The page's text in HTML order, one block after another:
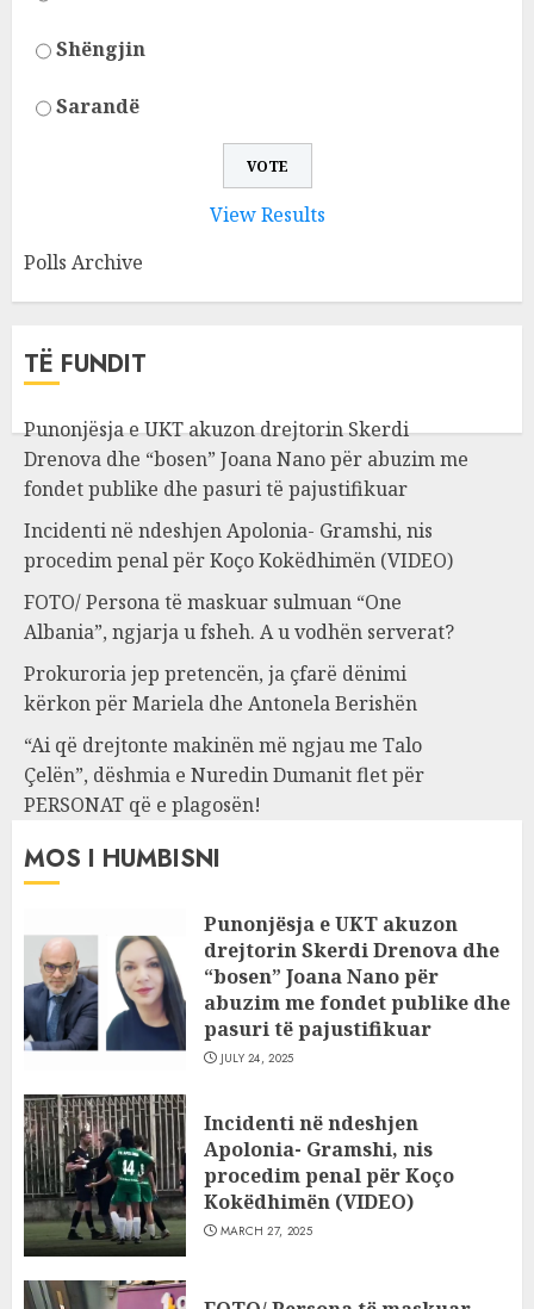
Shëngjin
Sarandë
View Results
Polls Archive
TË FUNDIT
Punonjësja e UKT akuzon drejtorin Skerdi
Drenova dhe “bosen” Joana Nano për abuzim me
fondet publike dhe pasuri të pajustifikuar
Incidenti në ndeshjen Apolonia- Gramshi, nis
procedim penal për Koço Kokëdhimën (VIDEO)
FOTO/ Persona të maskuar sulmuan “One
Albania”, ngjarja u fsheh. A u vodhën serverat?
Prokuroria jep pretencën, ja çfarë dënimi
kërkon për Mariela dhe Antonela Berishën
“Ai që drejtonte makinën më ngjau me Talo
Çelën”, dëshmia e Nuredin Dumanit flet për
PERSONAT që e plagosën!
MOS I HUMBISNI
Punonjësja e UKT akuzon
drejtorin Skerdi Drenova dhe
“bosen” Joana Nano për
abuzim me fondet publike dhe
pasuri të pajustifikuar
JULY 24, 2025
Incidenti në ndeshjen
Apolonia- Gramshi, nis
procedim penal për Koço
Kokëdhimën (VIDEO)
MARCH 27, 2025